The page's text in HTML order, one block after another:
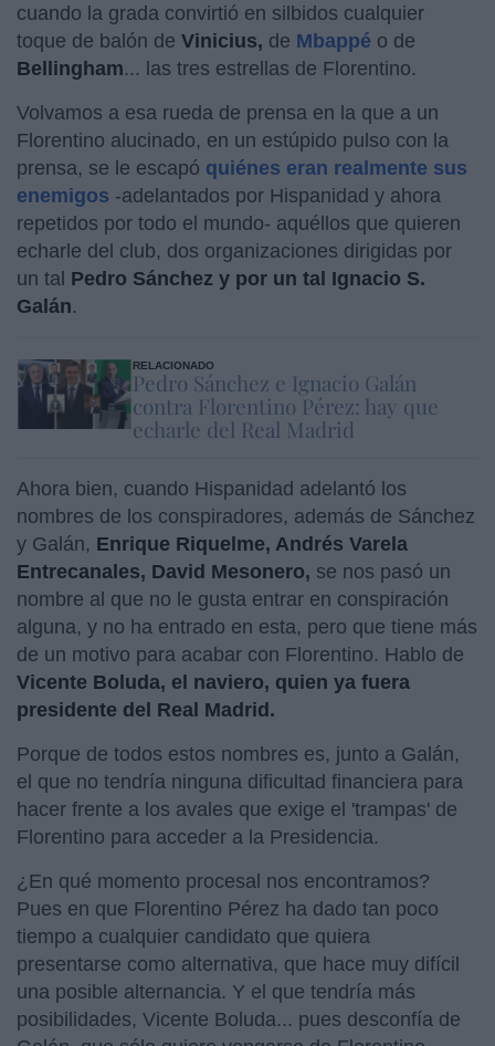
cuando la grada convirtió en silbidos cualquier
toque de balón de Vinicius, de Mbappé o de
Bellingham... las tres estrellas de Florentino.
Volvamos a esa rueda de prensa en la que a un
Florentino alucinado, en un estúpido pulso con la
prensa, se le escapó quiénes eran realmente sus
enemigos -adelantados por Hispanidad y ahora
repetidos por todo el mundo- aquéllos que quieren
echarle del club, dos organizaciones dirigidas por
un tal Pedro Sánchez y por un tal Ignacio S.
Galán.
RELACIONADO
Pedro Sánchez e Ignacio Galán
contra Florentino Pérez: hay que
echarle del Real Madrid
Ahora bien, cuando Hispanidad adelantó los
nombres de los conspiradores, además de Sánchez
y Galán, Enrique Riquelme, Andrés Varela
Entrecanales, David Mesonero, se nos pasó un
nombre al que no le gusta entrar en conspiración
alguna, y no ha entrado en esta, pero que tiene más
de un motivo para acabar con Florentino. Hablo de
Vicente Boluda, el naviero, quien ya fuera
presidente del Real Madrid.
Porque de todos estos nombres es, junto a Galán,
el que no tendría ninguna dificultad financiera para
hacer frente a los avales que exige el 'trampas' de
Florentino para acceder a la Presidencia.
¿En qué momento procesal nos encontramos?
Pues en que Florentino Pérez ha dado tan poco
tiempo a cualquier candidato que quiera
presentarse como alternativa, que hace muy difícil
una posible alternancia. Y el que tendría más
posibilidades, Vicente Boluda... pues desconfía de